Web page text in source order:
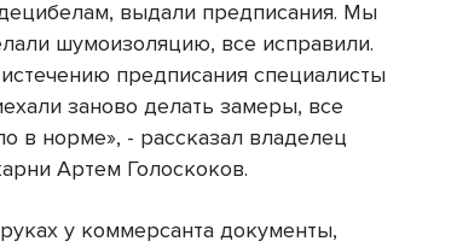
выдали предписания. Мы
шумоизоляцию, все исправили.
предписания специалисты
заново делать замеры, все
в норме», - рассказал владелец
Артем Голоскоков.
у коммерсанта документы,